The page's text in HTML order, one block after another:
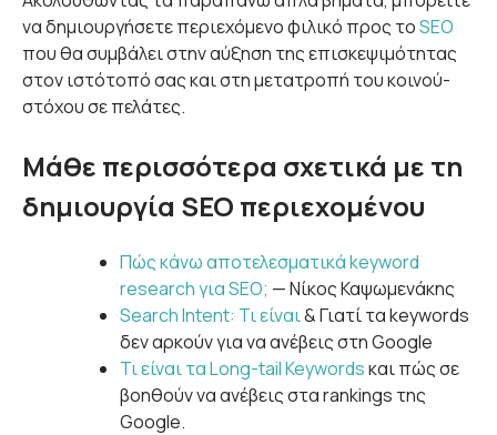
να δημιουργήσετε περιεχόμενο φιλικό προς τοSEO
που θα συμβάλει στην αύξηση της επισκεψιμότητας
στον ιστότοπό σας και στη μετατροπή του κοινού-
στόχου σε πελάτες.
Μάθε περισσότερα σχετικά με τη
δημιουργία SEO περιεχομένου
Πώς κάνω αποτελεσματικά keyword
research για SEO; — Νίκος Καψωμενάκης
Search Intent: Τι είναι& Γιατί τα keywords
δεν αρκούν για να ανέβεις στη Google
Τι είναι τα Long-tail Keywordsκαι πώς σε
βοηθούν να ανέβεις στα rankings της
Google.